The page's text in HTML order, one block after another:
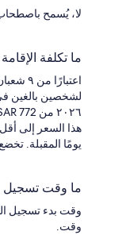
لا، يُسمح
ما تكلفة
يومًا المقبلة.
ما وقت تسجيل
وقت.